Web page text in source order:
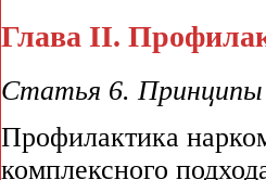
Глава II.
Статья 6. Принципы
Профилактика
комплексного